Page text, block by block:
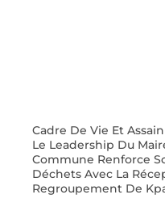
Cadre De Vie Et
Le Leadership Du
Commune Renforce
Déchets Avec La
Regroupement De